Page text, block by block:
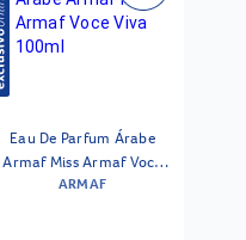
Eau De Parfum Árabe
Armaf Miss Armaf Voce
Viva 100ml
ARMAF